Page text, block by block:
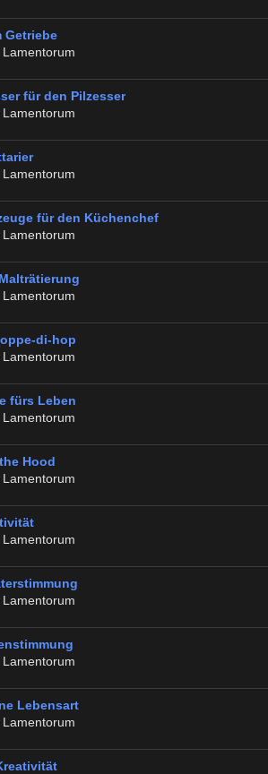
Lamentorum
für den Pilzesser
Lamentorum
Lamentorum
für den Küchenchef
Lamentorum
Lamentorum
di-hop
Lamentorum
fürs Leben
Lamentorum
Hood
Lamentorum
Lamentorum
Lamentorum
Lamentorum
Lebensart
Lamentorum